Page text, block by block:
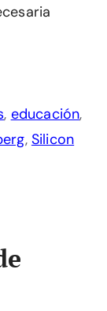
, educación,
, Silicon